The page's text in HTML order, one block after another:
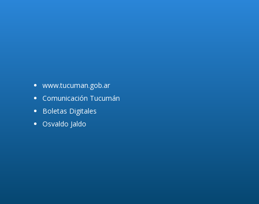
www.tucuman.gob.ar
Comunicación Tucumán
Boletas Digitales
Osvaldo Jaldo